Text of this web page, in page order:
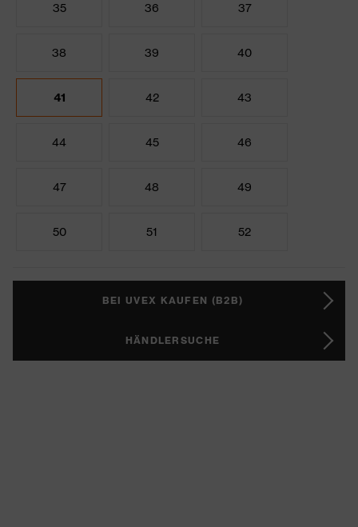
35 36 37
38 39 40
41 42 43
44 45 46
47 48 49
50 51 52
BEI UVEX KAUFEN (B2B)
HÄNDLERSUCHE